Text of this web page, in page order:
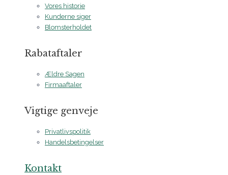
Vores historie
Kunderne siger
Blomsterholdet
Rabataftaler
Ældre Sagen
Firmaaftaler
Vigtige genveje
Privatlivspolitik
Handelsbetingelser
Kontakt